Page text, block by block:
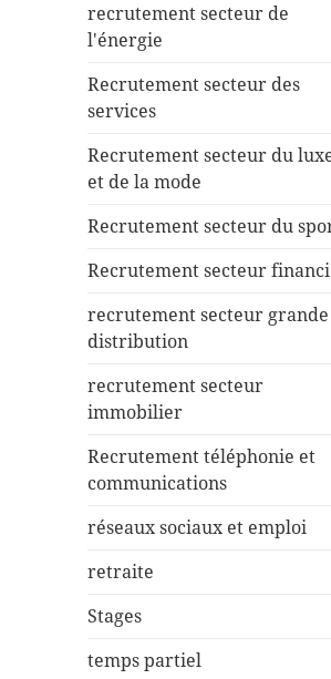
recrutement secteur de
l'énergie
Recrutement secteur des
services
Recrutement secteur du
et de la mode
Recrutement secteur du
Recrutement secteur
recrutement secteur grande
distribution
recrutement secteur
immobilier
Recrutement téléphonie et
communications
réseaux sociaux et emploi
retraite
Stages
temps partiel